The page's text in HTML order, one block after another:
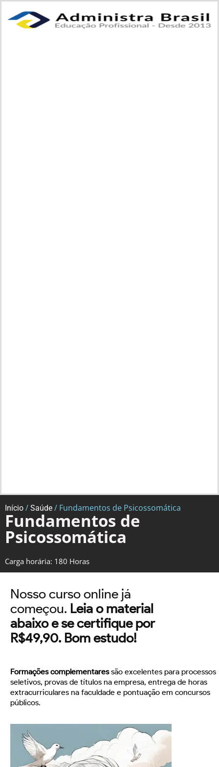
Início / Saúde / Fundamentos de Psicossomática
Fundamentos de
Psicossomática
Carga horária: 180 Horas
Nosso curso online já
começou. Leia o material
abaixo e se certifique por
R$49,90. Bom estudo!
Formações complementaressão excelentes para processos
seletivos, provas de títulos na empresa, entrega de horas
extracurriculares na faculdade e pontuação em concursos
públicos.